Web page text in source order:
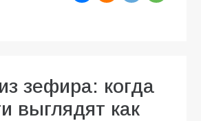
зефира: когда
выглядят как